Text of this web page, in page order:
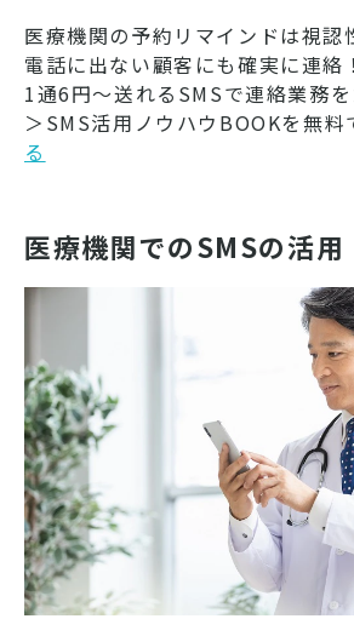
医療機関の予約リマインドは視認
電話に出ない顧客にも確実に連絡！
1通6円～送れるSMSで連絡業務
＞SMS活用ノウハウBOOKを無料
る
医療機関でのSMSの活用